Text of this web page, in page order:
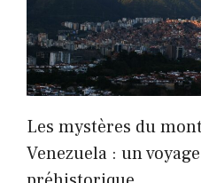
Les mystères du
Venezuela : un